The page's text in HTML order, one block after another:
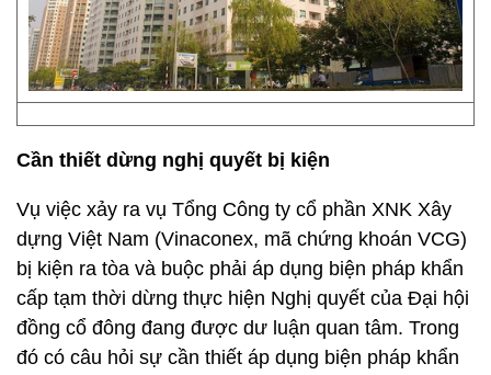
Cần thiết dừng nghị quyết bị kiện
Vụ việc xảy ra vụ Tổng Công ty cổ phần XNK Xây
dựng Việt Nam (Vinaconex, mã chứng khoán VCG)
bị kiện ra tòa và buộc phải áp dụng biện pháp khẩn
cấp tạm thời dừng thực hiện Nghị quyết của Đại hội
đồng cổ đông đang được dư luận quan tâm. Trong
đó có câu hỏi sự cần thiết áp dụng biện pháp khẩn